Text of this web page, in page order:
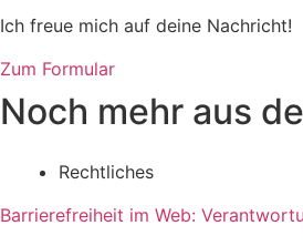
Ich freue mich auf deine Nachricht!
Zum Formular
Noch mehr aus
Rechtliches
Barrierefreiheit im Web: